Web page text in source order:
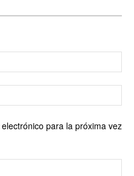
para la próxima vez